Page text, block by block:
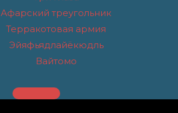
Афарский треугольник
Терракотовая армия
Эйяфьядлайёкюдль
Вайтомо